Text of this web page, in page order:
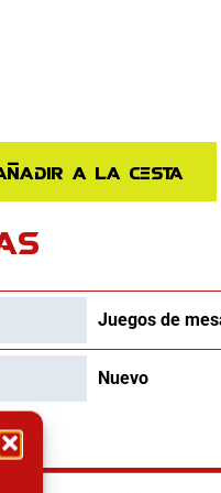
a la cesta
Juegos de
Nuevo